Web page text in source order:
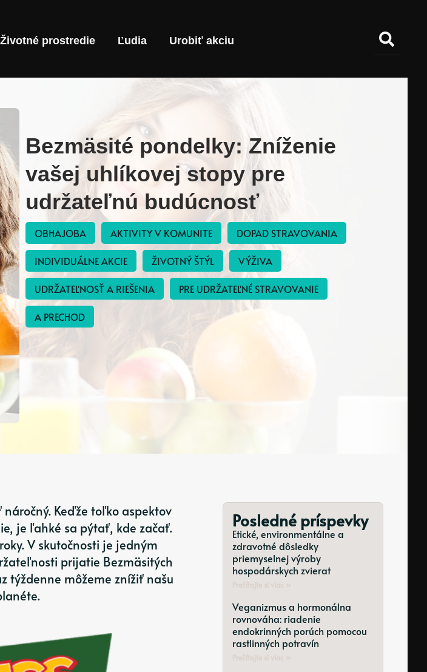
Životné prostredie Ľudia Urobiť akciu
Bezmäsité pondelky: Zníženie
vašej uhlíkovej stopy pre
udržateľnú budúcnosť
OBHAJOBA AKTIVITY V KOMUNITE DOPAD STRAVOVANIA
INDIVIDUÁLNE AKCIE ŽIVOTNÝ ŠTÝL VÝŽIVA
UDRŽATEĽNOSŤ A RIEŠENIA PRE UDRŽATEĽNÉ STRAVOVANIE
A PRECHOD
Keďže toľko aspektov
je ľahké sa pýtať, kde začať.
V skutočnosti je jedným
prijatie Bezmäsitých
týždenne môžeme znížiť našu
Posledné príspevky
Etické, environmentálne a
zdravotné dôsledky
priemyselnej výroby
hospodárskych zvierat
Veganizmus a hormonálna
rovnováha: riadenie
endokrinných porúch pomocou
rastlinných potravín